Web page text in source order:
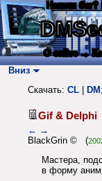
Нашли
О сайте →
Вниз
Скачать: CL DM ;
Gif & Delphi
← →
BlackGrin © (
Мастера,
в форму